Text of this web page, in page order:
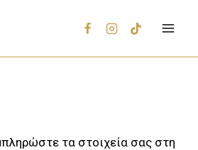
τα στοιχεία σας στη